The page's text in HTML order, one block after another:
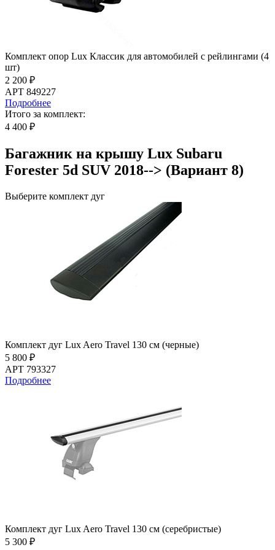
Комплект опор Lux Классик для автомобилей с рейлингами (4
шт)
2 200 ₽
АРТ 849227
Подробнее
Итого за комплект:
4 400 ₽
Багажник на крышу Lux Subaru
Forester 5d SUV 2018--> (Вариант 8)
Выберите комплект дуг
Комплект дуг Lux Aero Travel 130 см (черные)
5 800 ₽
АРТ 793327
Подробнее
Комплект дуг Lux Aero Travel 130 см (серебристые)
5 300 ₽